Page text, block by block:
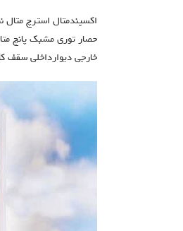
اکسپندمتال استرچ متال
حصار توری مشبک پانچ
خارجی دیوارداخلی سقف